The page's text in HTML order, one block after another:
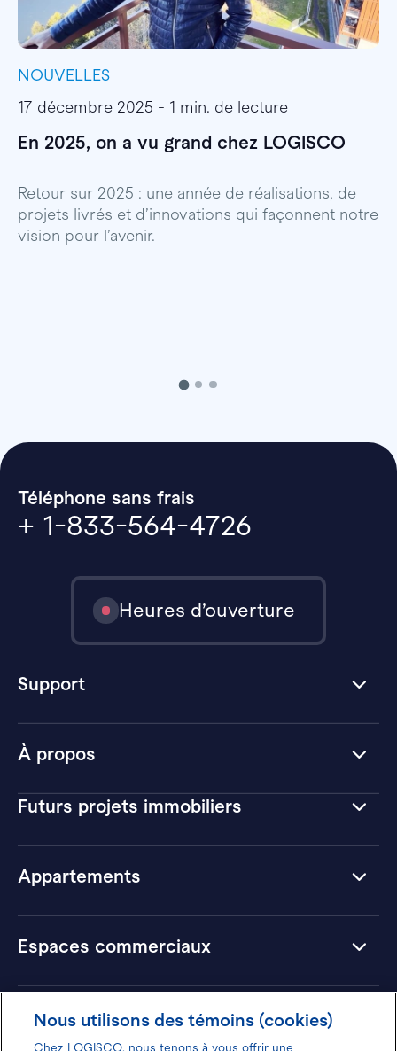
NOUVELLES
17 décembre 2025 - 1 min. de lecture
En 2025, on a vu grand chez LOGISCO
Retour sur 2025 : une année de réalisations, de
projets livrés et d’innovations qui façonnent notre
vision pour l’avenir.
À propos
Futurs projets immobiliers
Appartements
Espaces commerciaux
Hôtels
Téléphone sans frais
+ 1-833-564-4726
Heures d’ouverture
Support
Nous utilisons des témoins (cookies)
Chez LOGISCO, nous tenons à vous offrir une